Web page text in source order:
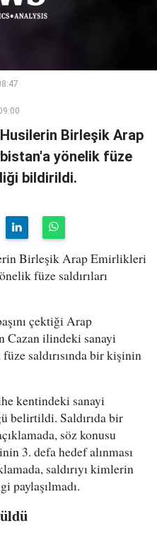
Birleşik Arap
yönelik füze
bildirildi.
Birleşik Arap Emirlikleri
füze saldırıları
çektiği Arap
Cazan ilindeki sanayi
saldırısında bir kişinin
kentindeki sanayi
belirtildi. Saldırıda bir
söz konusu
3. defa hedef alınması
saldırıyı kimlerin
paylaşılmadı.